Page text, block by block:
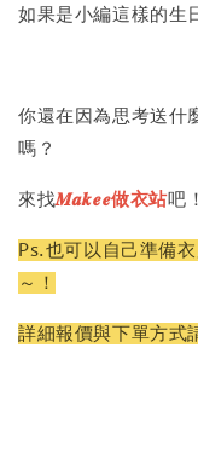
如果是小編這樣的生
你還在因為思考送什
嗎？
來找𝑴𝒂𝒌𝒆𝒆做衣站吧
Ps.也可以自己準備
～！
詳細報價與下單方式